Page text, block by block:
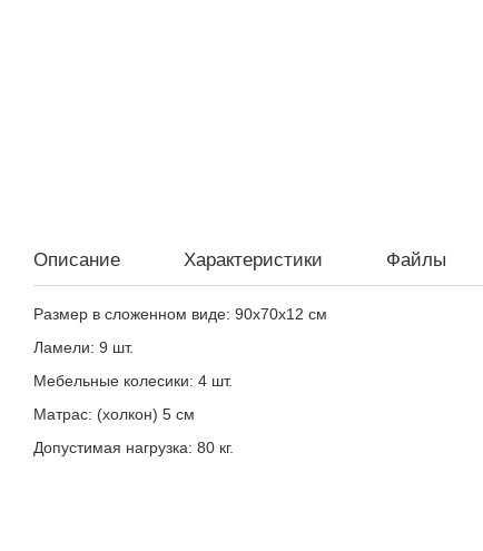
Описание Характеристики Файлы
Размер в сложенном виде: 90х70х12 см
Ламели: 9 шт.
Мебельные колесики: 4 шт.
Матрас: (холкон) 5 см
Допустимая нагрузка: 80 кг.